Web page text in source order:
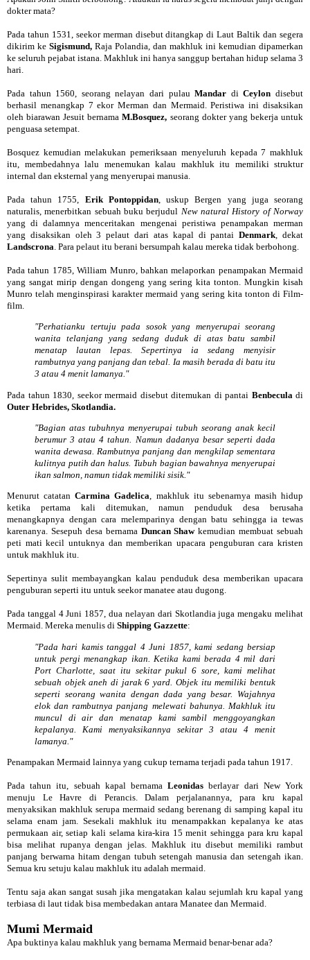
dokter mata?
Pada tahun 1531, seekor merman disebut ditangkap di Laut Baltik dan segera
dikirim ke Sigismund, Raja Polandia, dan makhluk ini kemudian dipamerkan
ke seluruh pejabat istana. Makhluk ini hanya sanggup bertahan hidup selama 3
hari.
Pada tahun 1560, seorang nelayan dari pulauMandar diCeylon disebut
berhasil menangkap 7 ekor Merman dan Mermaid. Peristiwa ini disaksikan
oleh biarawan Jesuit bernamaM.Bosquez, seorang dokter yang bekerja untuk
penguasa setempat.
Bosquez kemudian melakukan pemeriksaan menyeluruh kepada 7 makhluk
itu, membedahnya lalu menemukan kalau makhluk itu memiliki struktur
internal dan eksternal yang menyerupai manusia.
Pada tahun 1755, Erik Pontoppidan, uskup Bergen yang juga seorang
naturalis, menerbitkan sebuah buku berjudul New natural History of Norway
yang di dalamnya menceritakan mengenai peristiwa penampakan merman
yang disaksikan oleh 3 pelaut dari atas kapal di pantaiDenmark , dekat
Landscrona . Para pelaut itu berani bersumpah kalau mereka tidak berbohong.
Pada tahun 1785, William Munro, bahkan melaporkan penampakan Mermaid
yang sangat mirip dengan dongeng yang sering kita tonton. Mungkin kisah
Munro telah menginspirasi karakter mermaid yang sering kita tonton di Film-
film.
"Perhatianku tertuju pada sosok yang menyerupai seorang
wanita telanjang yang sedang duduk di atas batu sambil
menatap lautan lepas. Sepertinya ia sedang menyisir
rambutnya yang panjang dan tebal. Ia masih berada di batu itu
3 atau 4 menit lamanya."
Pada tahun 1830, seekor mermaid disebut ditemukan di pantai Benbecula di
Outer Hebrides, Skotlandia.
"Bagian atas tubuhnya menyerupai tubuh seorang anak kecil
berumur 3 atau 4 tahun. Namun dadanya besar seperti dada
wanita dewasa. Rambutnya panjang dan mengkilap sementara
kulitnya putih dan halus. Tubuh bagian bawahnya menyerupai
ikan salmon, namun tidak memiliki sisik."
Menurut catatanCarmina Gadelica, makhluk itu sebenarnya masih hidup
ketika pertama kali ditemukan, namun penduduk desa berusaha
menangkapnya dengan cara melemparinya dengan batu sehingga ia tewas
karenanya. Sesepuh desa bernama Duncan Shawkemudian membuat sebuah
peti mati kecil untuknya dan memberikan upacara penguburan cara kristen
untuk makhluk itu.
Sepertinya sulit membayangkan kalau penduduk desa memberikan upacara
penguburan seperti itu untuk seekor manatee atau dugong.
Pada tanggal 4 Juni 1857, dua nelayan dari Skotlandia juga mengaku melihat
Mermaid. Mereka menulis di Shipping Gazzette:
"Pada hari kamis tanggal 4 Juni 1857, kami sedang bersiap
untuk pergi menangkap ikan. Ketika kami berada 4 mil dari
Port Charlotte, saat itu sekitar pukul 6 sore, kami melihat
sebuah objek aneh di jarak 6 yard. Objek itu memiliki bentuk
seperti seorang wanita dengan dada yang besar. Wajahnya
elok dan rambutnya panjang melewati bahunya. Makhluk itu
muncul di air dan menatap kami sambil menggoyangkan
kepalanya. Kami menyaksikannya sekitar 3 atau 4 menit
lamanya."
Penampakan Mermaid lainnya yang cukup ternama terjadi pada tahun 1917.
Pada tahun itu, sebuah kapal bernamaLeonidas berlayar dari New York
menuju Le Havre di Perancis. Dalam perjalanannya, para kru kapal
menyaksikan makhluk serupa mermaid sedang berenang di samping kapal itu
selama enam jam. Sesekali makhluk itu menampakkan kepalanya ke atas
permukaan air, setiap kali selama kira-kira 15 menit sehingga para kru kapal
bisa melihat rupanya dengan jelas. Makhluk itu disebut memiliki rambut
panjang berwarna hitam dengan tubuh setengah manusia dan setengah ikan.
Semua kru setuju kalau makhluk itu adalah mermaid.
Tentu saja akan sangat susah jika mengatakan kalau sejumlah kru kapal yang
terbiasa di laut tidak bisa membedakan antara Manatee dan Mermaid.
Mumi Mermaid
Apa buktinya kalau makhluk yang bernama Mermaid benar-benar ada?